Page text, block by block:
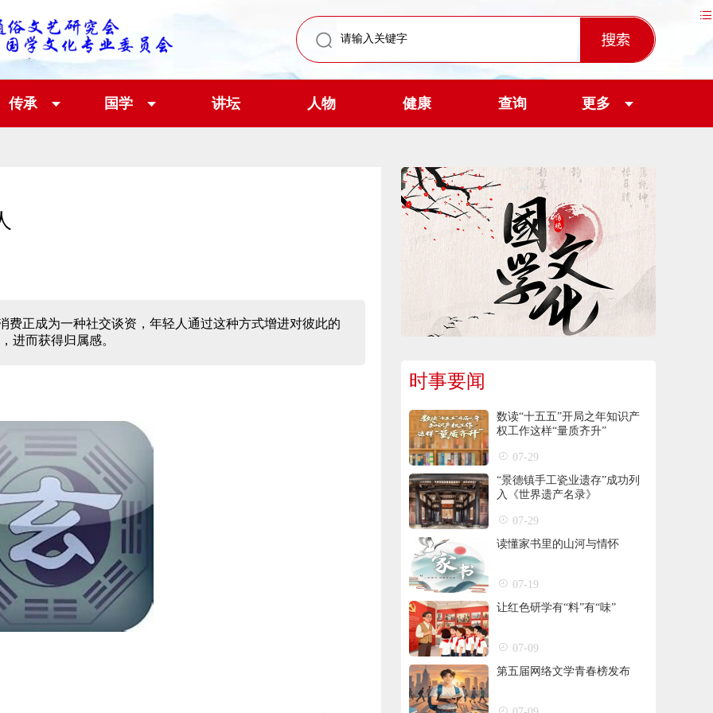
传承 国学 讲坛 人物 健康 查询 更多
费正成为一种社交谈资，年轻人通过这种方式增进对彼此的
进而获得归属感。
时事要闻
数读“十五五”开局之年知识产
权工作这样“量质齐升”
07-29
“景德镇手工瓷业遗存”成功列
入《世界遗产名录》
07-29
读懂家书里的山河与情怀
07-19
让红色研学有“料”有“味”
07-09
第五届网络文学青春榜发布